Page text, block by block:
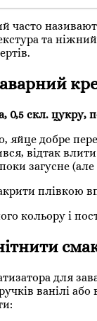
часто
та
0,5 скл. цукру,
добре
відтак
загусне
плівкою
кольору і
для
ванілі